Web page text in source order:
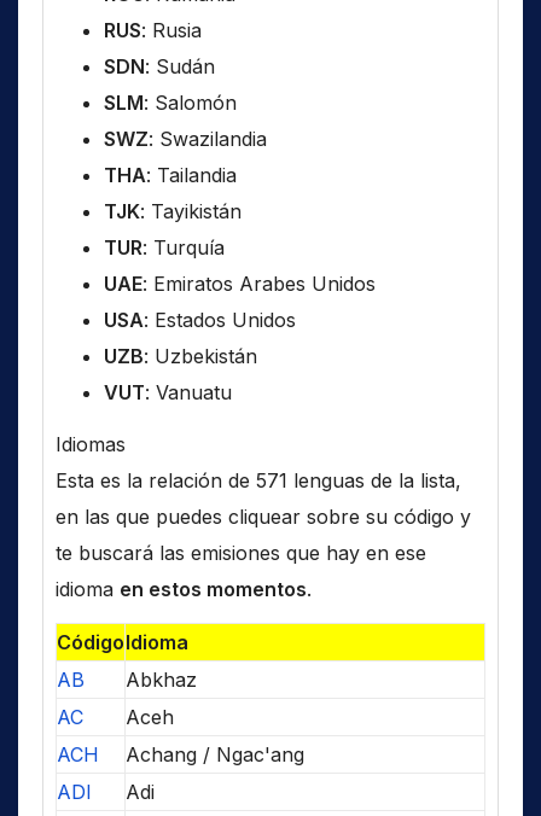
RUS: Rusia
SDN: Sudán
SLM: Salomón
SWZ: Swazilandia
THA: Tailandia
TJK: Tayikistán
TUR: Turquía
UAE: Emiratos Arabes Unidos
USA: Estados Unidos
UZB: Uzbekistán
VUT: Vanuatu
Idiomas
Esta es la relación de 571 lenguas de la lista,
en las que puedes cliquear sobre su código y
te buscará las emisiones que hay en ese
idioma en estos momentos.
CódigoIdioma
AB
Abkhaz
AC
Aceh
ACH
Achang / Ngac'ang
ADI
Adi